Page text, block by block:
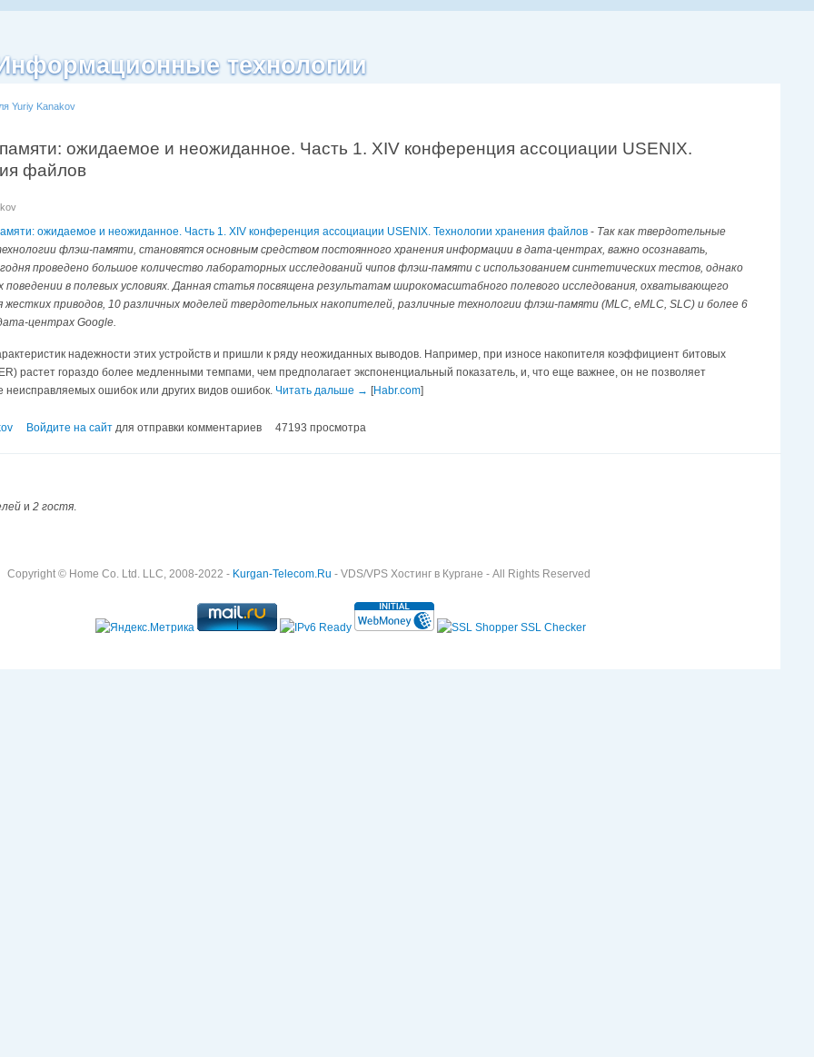
технологии
Yuriy Kanakov
ожидаемое и неожиданное. Часть 1. XIV конференция ассоциации USENIX.
файлов
ожидаемое и неожиданное. Часть 1. XIV конференция ассоциации USENIX. Технологии хранения файлов - Так как твердотельные
флэш-памяти, становятся основным средством постоянного хранения информации в дата-центрах, важно осознавать,
проведено большое количество лабораторных исследований чипов флэш-памяти с использованием синтетических тестов, однако
в полевых условиях. Данная статья посвящена результатам широкомасштабного полевого исследования, охватывающего
жестких приводов, 10 различных моделей твердотельных накопителей, различные технологии флэш-памяти (MLC, eMLC, SLC) и более 6
центрах Google.
надежности этих устройств и пришли к ряду неожиданных выводов. Например, при износе накопителя коэффициент битовых
растет гораздо более медленными темпами, чем предполагает экспоненциальный показатель, и, что еще важнее, он не позволяет
неисправляемых ошибок или других видов ошибок. Читать дальше → [Habr.com]
Войдите на сайт для отправки комментариев 47193 просмотра
и 2 гостя.
Copyright © Home Co. Ltd. LLC, 2008-2022 - Kurgan-Telecom.Ru - VDS/VPS Хостинг в Кургане - All Rights Reserved